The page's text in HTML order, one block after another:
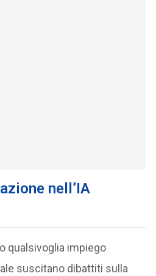
nell’IA
qualsivoglia impiego
suscitano dibattiti sulla